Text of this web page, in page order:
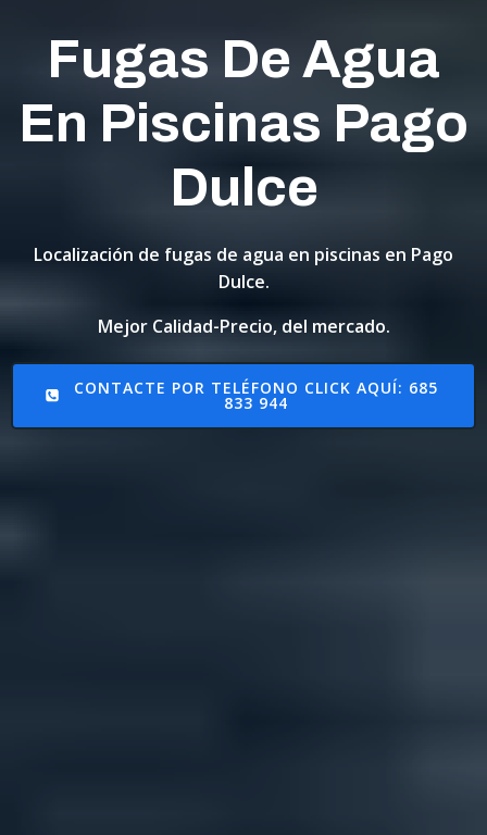
Fugas De Agua
En Piscinas Pago
Dulce
Localización de fugas de agua en piscinas en Pago
Dulce.
Mejor Calidad-Precio, del mercado.
CONTACTE POR TELÉFONO CLICK AQUÍ: 685
833 944